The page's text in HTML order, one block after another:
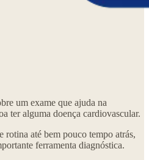
um exame que ajuda na
ter alguma doença cardiovascular.
rotina até bem pouco tempo atrás,
ferramenta diagnóstica.